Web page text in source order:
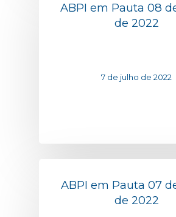
ABPI em Pauta 08
de 2022
7 de julho de 2022
ABPI em Pauta 07
de 2022